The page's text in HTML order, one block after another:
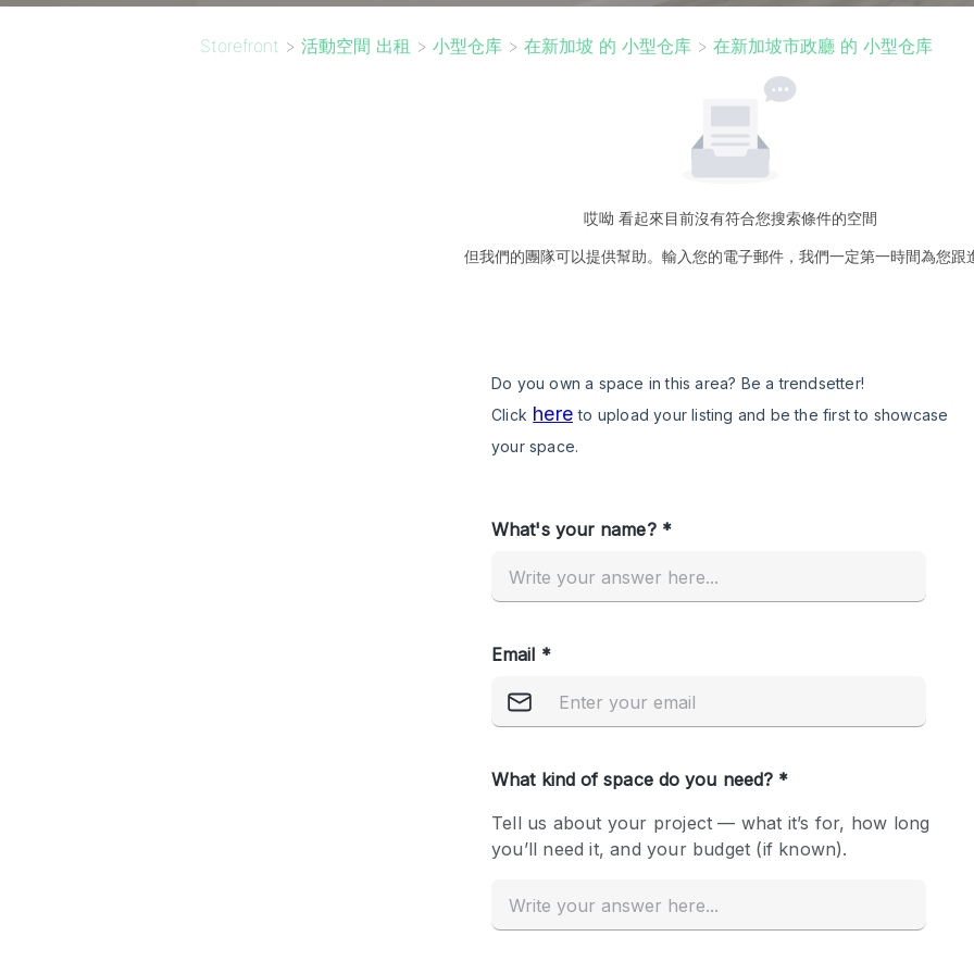
Storefront > 活動空間 出租 > 小型仓库 > 在新加坡 的 小型仓库 > 在新加坡市政廳 的 小型仓库
哎呦 看起來目前沒有符合您搜索條件的空間
但我們的團隊可以提供幫助。輸入您的電子郵件，我們一定第一時間為您跟